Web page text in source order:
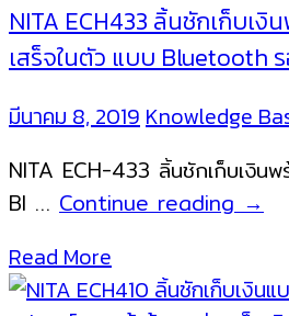
NITA ECH433 ลิ้นชักเก็บเ
เสร็จในตัว แบบ Bluetooth
มีนาคม 8, 2019Knowledge
NITA ECH-433 ลิ้นชักเก็บเงินพ
Bl … Continue readingNITA
ชัก
→
Read More